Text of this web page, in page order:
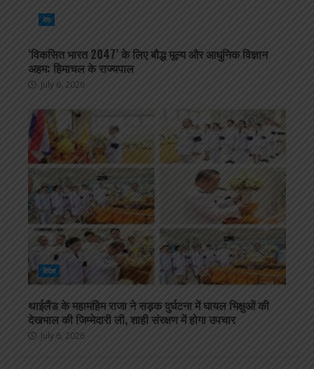
देश
‘विकसित भारत 2047’ के लिए बौद्ध मूल्य और आधुनिक विज्ञान
अहम: हिमाचल के राज्यपाल
July 6, 2026
विदेश
थाईलैंड के महामहिम राजा ने सड़क दुर्घटना में घायल भिक्षुओं की
देखभाल की जिम्मेदारी ली, शाही संरक्षण में होगा उपचार
July 6, 2026